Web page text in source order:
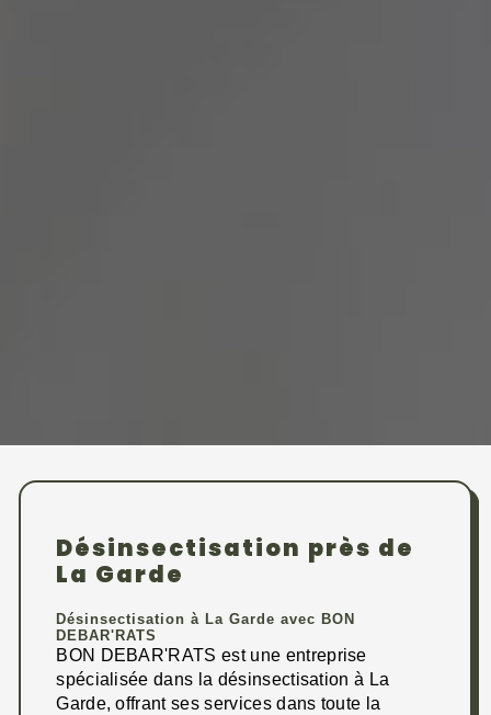
Désinsectisation près de
La Garde
Désinsectisation à La Garde avec BON
DEBAR'RATS
BON DEBAR'RATS est une entreprise
spécialisée dans la désinsectisation à La
Garde, offrant ses services dans toute la